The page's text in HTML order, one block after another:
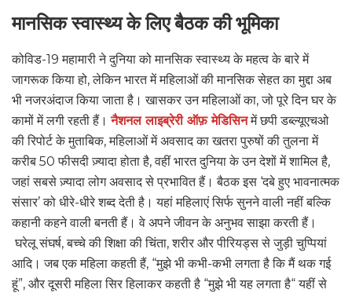
मानसिक स्वास्थ्य के लिए बैठक की भूमिका
कोविड-19 महामारी ने दुनिया को मानसिक स्वास्थ्य के महत्व के बारे में
जागरूक किया हो, लेकिन भारत में महिलाओं की मानसिक सेहत का मुद्दा अब
भी नजरअंदाज किया जाता है। खासकर उन महिलाओं का, जो पूरे दिन घर के
कामों में लगी रहती हैं।नैशनल लाइब्रेरी ऑफ़ मेडिसिनमें छपी डब्ल्यूएचओ
की रिपोर्ट के मुताबिक, महिलाओं में अवसाद का खतरा पुरुषों की तुलना में
करीब 50 फीसदी ज़्यादा होता है, वहीं भारत दुनिया के उन देशों में शामिल है,
जहां सबसे ज़्यादा लोग अवसाद से प्रभावित हैं। बैठक इस ‘दबे हुए भावनात्मक
संसार’ को धीरे-धीरे शब्द देती है। यहां महिलाएं सिर्फ सुनने वाली नहीं बल्कि
कहानी कहने वाली बनती हैं। वे अपने जीवन के अनुभव साझा करती हैं।
घरेलू संघर्ष, बच्चे की शिक्षा की चिंता, शरीर और पीरियड्स से जुड़ी चुप्पियां
आदि। जब एक महिला कहती हैं, “मुझे भी कभी-कभी लगता है कि मैं थक गई
हूं”, और दूसरी महिला सिर हिलाकर कहती है “मुझे भी यह लगता है“ यहीं से